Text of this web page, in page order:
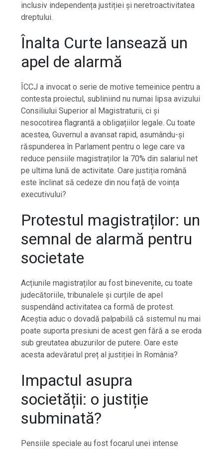
inclusiv independența justiției și neretroactivitatea
dreptului.
Înalta Curte lansează un
apel de alarmă
ÎCCJ a invocat o serie de motive temeinice pentru a
contesta proiectul, subliniind nu numai lipsa avizului
Consiliului Superior al Magistraturii, ci și
nesocotirea flagrantă a obligațiilor legale. Cu toate
acestea, Guvernul a avansat rapid, asumându-și
răspunderea în Parlament pentru o lege care va
reduce pensiile magistraților la 70% din salariul net
pe ultima lună de activitate. Oare justiția română
este înclinat să cedeze din nou față de voința
executivului?
Protestul magistraților: un
semnal de alarmă pentru
societate
Acțiunile magistraților au fost binevenite, cu toate
judecătoriile, tribunalele și curțile de apel
suspendând activitatea ca formă de protest.
Aceștia aduc o dovadă palpabilă că sistemul nu mai
poate suporta presiuni de acest gen fără a se eroda
sub greutatea abuzurilor de putere. Oare este
acesta adevăratul preț al justiției în România?
Impactul asupra
societății: o justiție
subminată?
Pensiile speciale au fost focarul unei intense